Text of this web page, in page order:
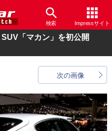
検索 Impressサイト
「マカン」を初公開
次の画像